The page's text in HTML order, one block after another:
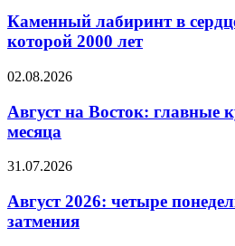
в
сердце
Индии:
которой
лет
Каменный лабиринт в
которой 2000 лет
Август
Восток:
главные
культурные
месяца
02.08.2026
Август на Восток: главные
месяца
Август
четыре
понедельника
силы
31.07.2026
Август 2026: четыре
затмения